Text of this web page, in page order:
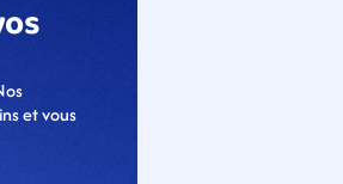
et vous